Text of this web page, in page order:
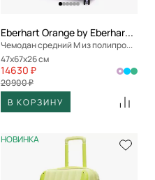
Eberhart Orange by Eberhart Weekend
Чемодан средний M из полипропилена
47x67x26 см
14630 ₽
20900 ₽
В КОРЗИНУ
НОВИНКА